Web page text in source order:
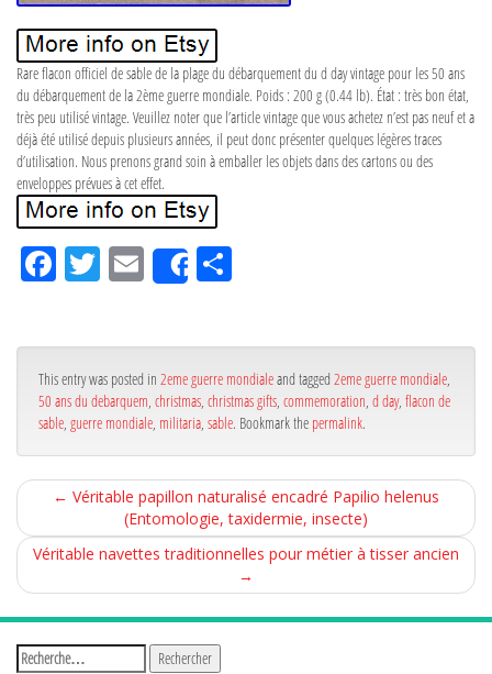
Rare flacon officiel de sable de la plage du débarquement du d day vintage pour les 50 ans
du débarquement de la 2ème guerre mondiale. Poids : 200 g (0.44 lb). État : très bon état,
très peu utilisé vintage. Veuillez noter que l’article vintage que vous achetez n’est pas neuf et a
déjà été utilisé depuis plusieurs années, il peut donc présenter quelques légères traces
d’utilisation. Nous prenons grand soin à emballer les objets dans des cartons ou des
enveloppes prévues à cet effet.
Fa
ce
ok
Tw
itt
Em
ail
Share
r
This entry was posted in 2eme guerre mondialeand tagged 2eme guerre mondiale
50 ans du debarquem christmas christmas gifts commemoration d day, flacon de
sable guerre mondiale militaria sable. Bookmark the permalink.
← Véritable papillon naturalisé encadré Papilio helenus
(Entomologie, taxidermie, insecte)
Véritable navettes traditionnelles pour métier à tisser ancien
→